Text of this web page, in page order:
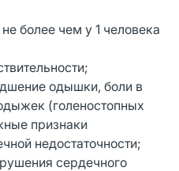
более чем у 1 человека
одышки, боли в
(голеностопных
признаки
недостаточности;
сердечного